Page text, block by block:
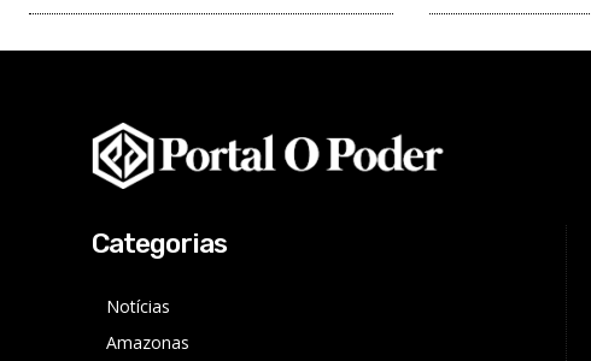
Categorias
Notícias
Amazonas